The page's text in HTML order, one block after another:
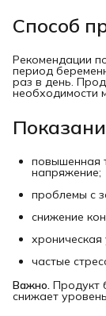
Способ
Рекомендации
период
раз в день.
необходимости
повышенная
напряжение;
проблемы с
снижение
хроническая
частые
Важно. Продукт
снижает